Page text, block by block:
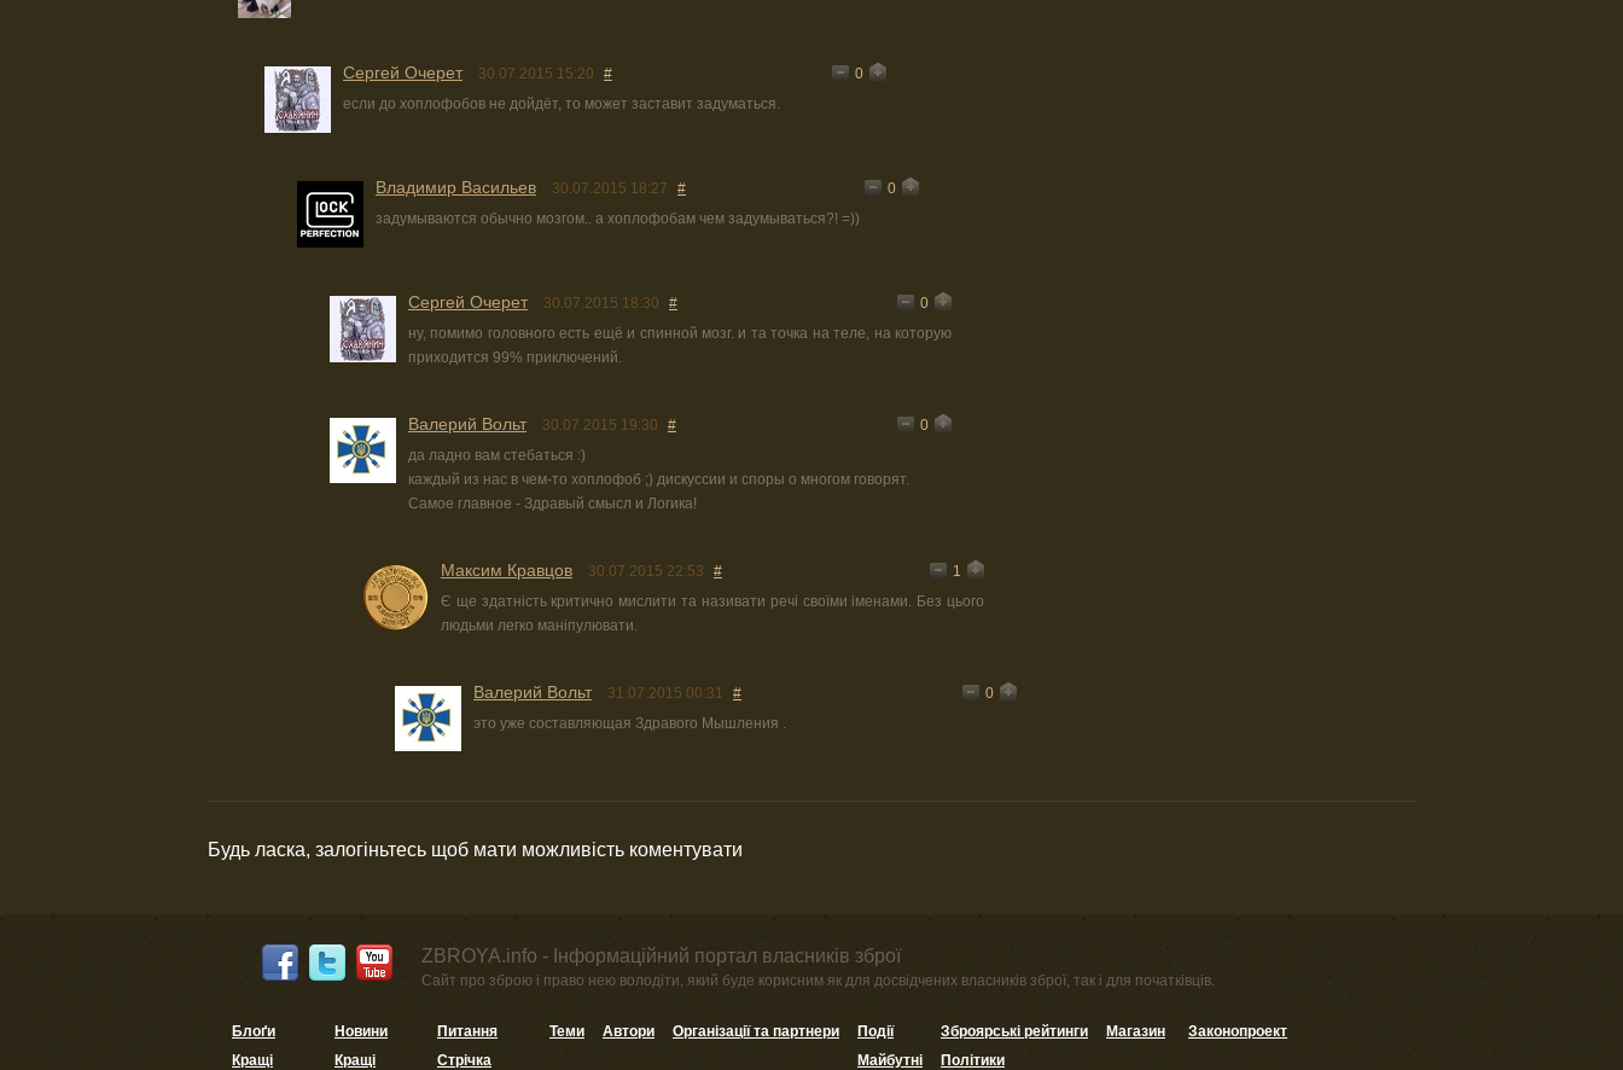
Сергей Очерет 30.07.2015 15:20 #
0
если до хоплофобов не дойдёт, то может заставит задуматься.
Владимир Васильев 30.07.2015 18:27 #
0
задумываются обычно мозгом.. а хоплофобам чем задумываться?! =))
Сергей Очерет 30.07.2015 18:30 #
0
ну, помимо головного есть ещё и спинной мозг. и та точка на теле, на которую
приходится 99% приключений.
Валерий Вольт 30.07.2015 19:30 #
0
да ладно вам стебаться :)
каждый из нас в чем-то хоплофоб ;) дискуссии и споры о многом говорят.
Самое главное - Здравый смысл и Логика!
Максим Кравцов 30.07.2015 22:53 #
1
Є ще здатність критично мислити та називати речі своїми іменами. Без цього
людьми легко маніпулювати.
Валерий Вольт 31.07.2015 00:31 #
0
это уже составляющая Здравого Мышления .
Будь ласка, залогіньтесь щоб мати можливість коментувати
ZBROYA.info - Інформаційний портал власників зброї
Сайт про зброю і право нею володіти, який буде корисним як для досвідчених власників зброї, так і для початківців.
Блоґи
Кращі
Новини
Кращі
Питання
Стрічка
Теми Автори Організації та партнери
Події
Майбутні
Зброярські рейтинги
Політики
Магазин Законопроект